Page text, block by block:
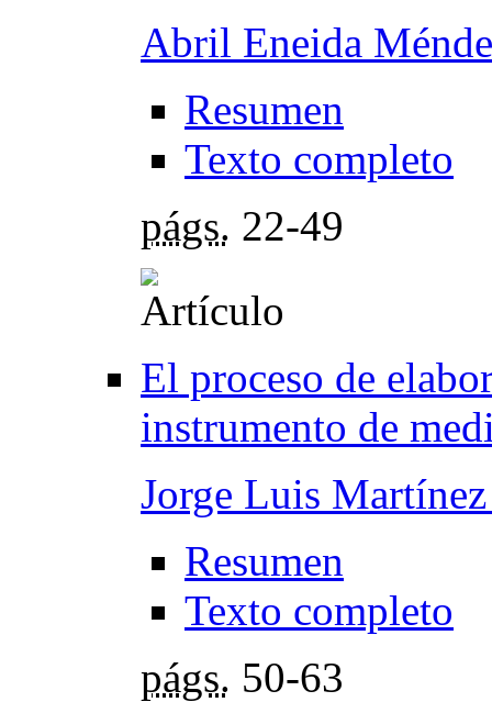
Abril Eneida
Resumen
Texto completo
págs. 22-49
El proceso de
instrumento de
Jorge Luis
Resumen
Texto completo
págs. 50-63